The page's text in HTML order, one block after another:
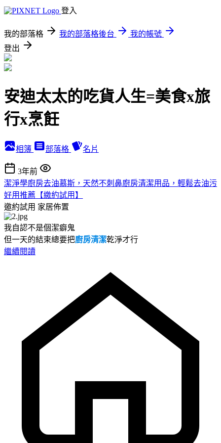
登入
我的部落格 我的部落格後台
我的帳號
登出
安迪太太的吃貨人生=美食x旅
行x烹飪
相簿 部落格 名片
3年前
潔淨學廚房去油慕斯，天然不刺鼻廚房清潔用品，輕鬆去油污
好用推薦【繳約試用】
邀約試用 家居佈置
我自認不是個潔癖鬼
但一天的結束總要把廚房清潔乾淨才行
繼續閱讀